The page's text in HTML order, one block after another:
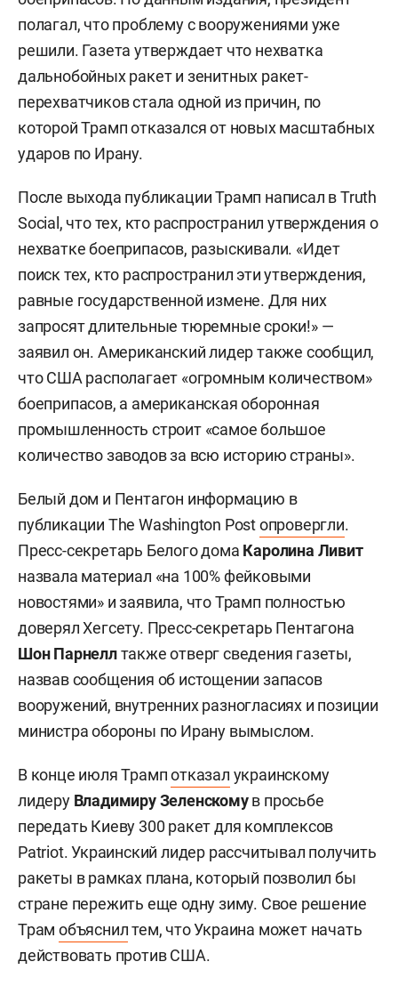
полагал, что проблему с вооружениями уже
решили. Газета утверждает что нехватка
дальнобойных ракет и зенитных ракет-
перехватчиков стала одной из причин, по
которой Трамп отказался от новых масштабных
ударов по Ирану.
После выхода публикации Трамп написал в Truth
Social, что тех, кто распространил утверждения о
нехватке боеприпасов, разыскивали. «Идет
поиск тех, кто распространил эти утверждения,
равные государственной измене. Для них
запросят длительные тюремные сроки!» —
заявил он. Американский лидер также сообщил,
что США располагает «огромным количеством»
боеприпасов, а американская оборонная
промышленность строит «самое большое
количество заводов за всю историю страны».
Белый дом и Пентагон информацию в
публикации The Washington Postопровергли.
Пресс-секретарь Белого дома Каролина Ливит
назвала материал «на 100% фейковыми
новостями» и заявила, что Трамп полностью
доверял Хегсету. Пресс-секретарь Пентагона
Шон Парнеллтакже отверг сведения газеты,
назвав сообщения об истощении запасов
вооружений, внутренних разногласиях и позиции
министра обороны по Ирану вымыслом.
В конце июля Трампотказал украинскому
лидеру Владимиру Зеленскомув просьбе
передать Киеву 300 ракет для комплексов
Patriot. Украинский лидер рассчитывал получить
ракеты в рамках плана, который позволил бы
стране пережить еще одну зиму. Свое решение
Трам объяснилтем, что Украина может начать
действовать против США.